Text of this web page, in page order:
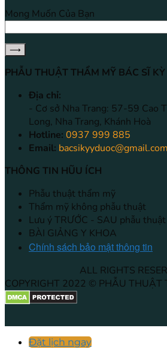
Mong Muốn Của Bạn
PHẪU THUẬT THẨM MỸ BÁC SĨ KỲ
Địa chỉ:
- Cơ sở Nha Trang: 57-59 Cao
Long, Nha Trang, Khánh Hoà
Hotline: 0937 999 885
Email: bacsikyyduoc@gmail.com
THÔNG TIN HŨU ÍCH
Phẫu thuật thẩm mỹ
Thẩm mỹ không phẫu thuật
Lưu ý TRƯỚC - SAU phẫu thuật
BÀI GIẢNG Y KHOA
Chính sách bảo mật thông tin
ALL RIGHTS
COPYRIGHT 2022 © PHẪU THUẬT
Đặt lịch ngay